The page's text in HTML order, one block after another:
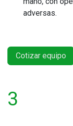
adversas.
Cotizar equipo
3